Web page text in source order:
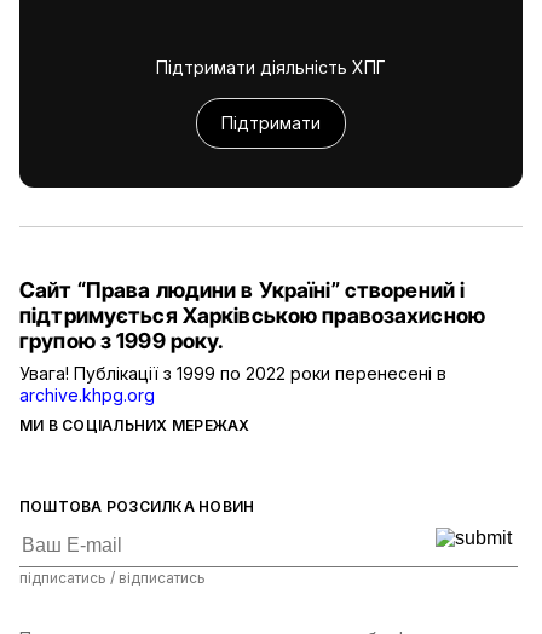
Підтримати діяльність ХПГ
Підтримати
ПОШТОВА РОЗСИЛКА НОВИН
підписатись / відписатись
МИ В СОЦІАЛЬНИХ МЕРЕЖАХ
Сайт “Права людини в Україні” створений і
підтримується Харківською правозахисною
групою з 1999 року.
Увага! Публікації з 1999 по 2022 роки перенесені в
archive.khpg.org